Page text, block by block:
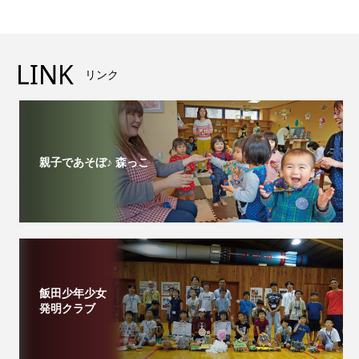
LINK リンク
親子であそぼ♪ 森っこ
飯田少年少女
発明クラブ